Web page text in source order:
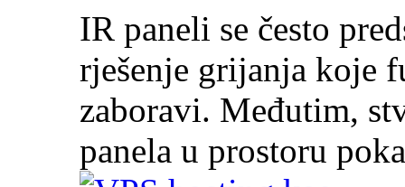
IR paneli se često
rješenje grijanja koje
zaboravi. Međutim,
panela u prostoru